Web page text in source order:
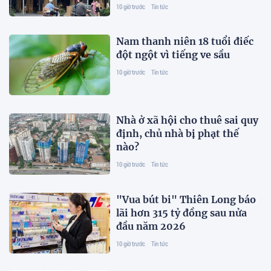
10 giờ trước Tin tức
Nam thanh niên 18 tuổi điếc
đột ngột vì tiếng ve sầu
10 giờ trước Tin tức
Nhà ở xã hội cho thuê sai quy
định, chủ nhà bị phạt thế
nào?
10 giờ trước Tin tức
"Vua bút bi" Thiên Long báo
lãi hơn 315 tỷ đồng sau nửa
đầu năm 2026
10 giờ trước Tin tức